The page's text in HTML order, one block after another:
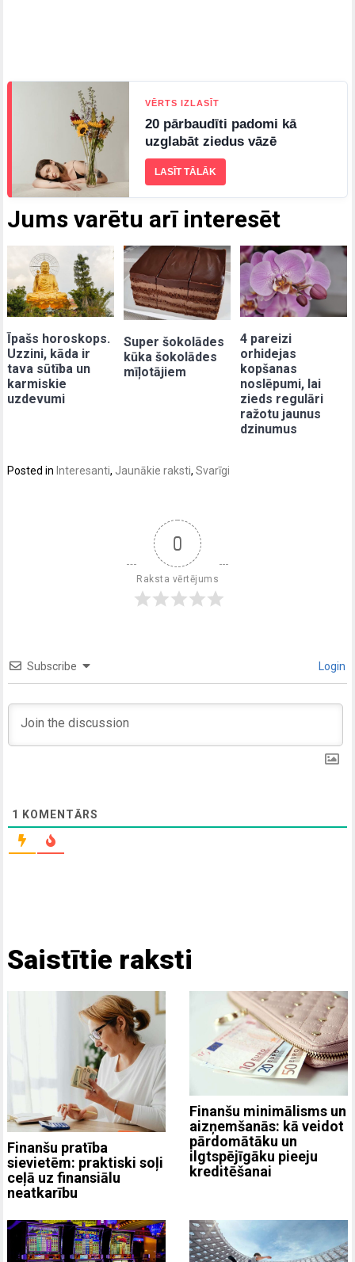
Jums varētu arī interesēt
Īpašs horoskops.
Uzzini, kāda ir
tava sūtība un
karmiskie
uzdevumi
Super šokolādes
kūka šokolādes
mīļotājiem
4 pareizi
orhidejas
kopšanas
noslēpumi, lai
zieds regulāri
ražotu jaunus
dzinumus
VĒRTS IZLASĪT
20 pārbaudīti padomi kā
uzglabāt ziedus vāzē
LASĪT TĀLĀK
Posted in Interesanti, Jaunākie raksti,Svarīgi
0
Raksta vērtējums
Subscribe Login
1 KOMENTĀRS
Saistītie raksti
Finanšu pratība
sievietēm: praktiski soļi
ceļā uz finansiālu
neatkarību
Finanšu minimālisms un
aizņemšanās: kā veidot
pārdomātāku un
ilgtspējīgāku pieeju
kreditēšanai